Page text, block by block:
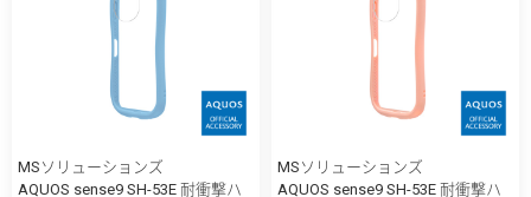
MSソリューションズ
AQUOS sense9 SH-53E 耐衝撃ハ
MSソリューションズ
AQUOS sense9 SH-53E 耐衝撃ハ